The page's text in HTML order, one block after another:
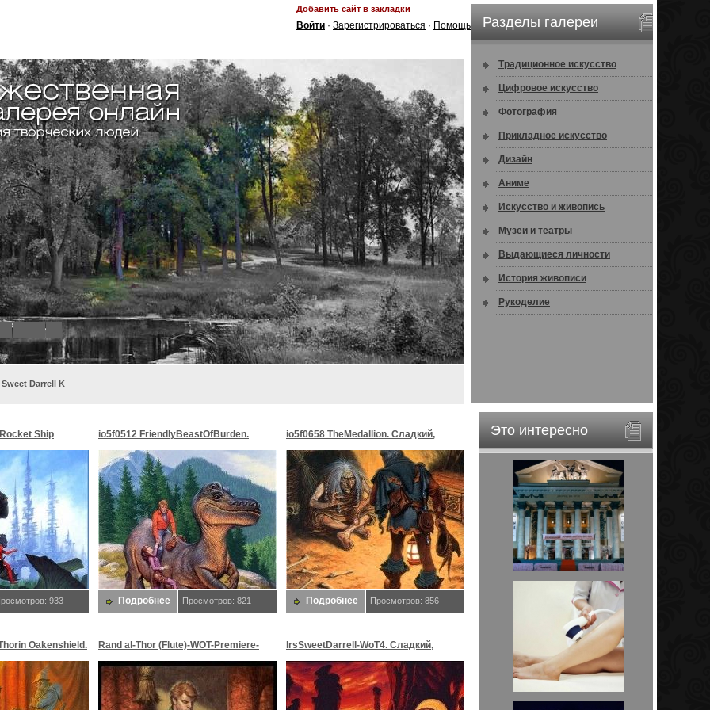
Добавить сайт в закладки
Войти · Зарегистрироваться · Помощь
8
Sweet Darrell K
Разделы галереи
Традиционное искусство
Цифровое искусство
Фотография
Прикладное искусство
Дизайн
Аниме
Искусство и живопись
Музеи и театры
Выдающиеся личности
История живописи
Рукоделие
Это интересно
Ship
K
933
io5f0512 FriendlyBeastOfBurden.
Сладкий, Даррелл K
Подробнее Просмотров: 821
io5f0658 TheMedallion. Сладкий,
Даррелл K
Подробнее Просмотров: 856
Oakenshield. Rand al-Thor (Flute)-WOT-Premiere-
Darrell Sweet-D50. Сладкий, Даррелл
lrsSweetDarrell-WoT4. Сладкий,
Даррелл K